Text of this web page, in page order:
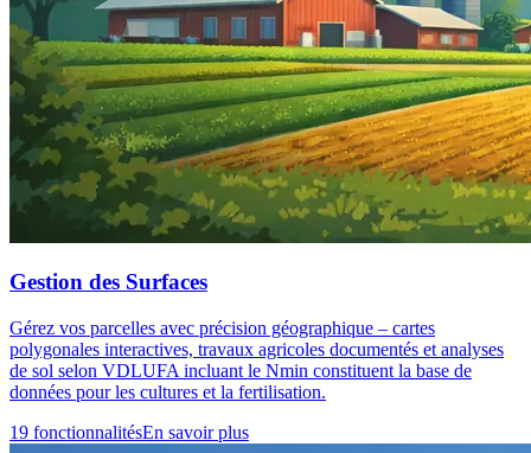
Gestion des Surfaces
Gérez vos parcelles avec précision géographique – cartes
polygonales interactives, travaux agricoles documentés et analyses
de sol selon VDLUFA incluant le Nmin constituent la base de
données pour les cultures et la fertilisation.
19 fonctionnalitésEn savoir plus